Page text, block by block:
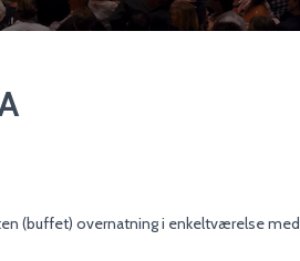
(buffet) overnatning i enkeltværelse med